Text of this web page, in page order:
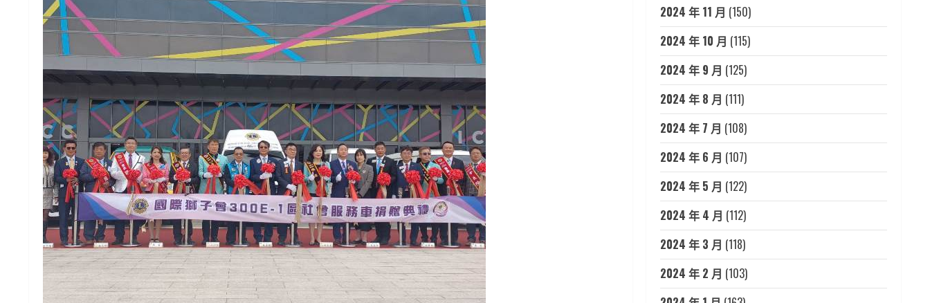
2024 年 11 月 (150)
2024 年 10 月 (115)
2024 年 9 月 (125)
2024 年 8 月 (111)
2024 年 7 月 (108)
2024 年 6 月 (107)
2024 年 5 月 (122)
2024 年 4 月 (112)
2024 年 3 月 (118)
2024 年 2 月 (103)